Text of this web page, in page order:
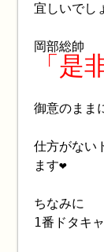
宜しいでし
岡部総帥
「是
御意のまま
仕方がない
ます❤️
ちなみに
1番ドタキ